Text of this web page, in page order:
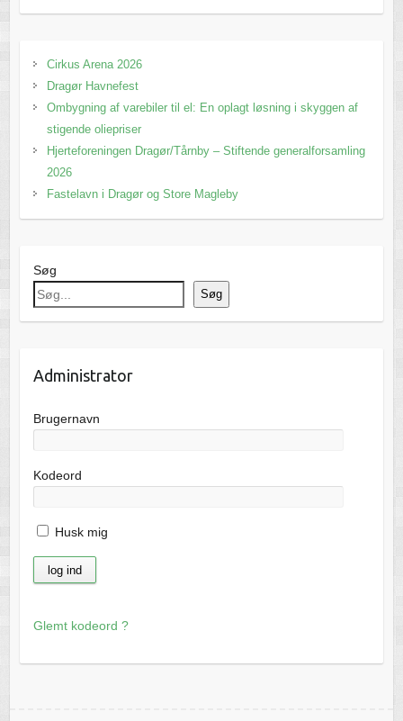
Cirkus Arena 2026
Dragør Havnefest
Ombygning af varebiler til el: En oplagt løsning i skyggen af
stigende oliepriser
Hjerteforeningen Dragør/Tårnby – Stiftende generalforsamling
2026
Fastelavn i Dragør og Store Magleby
Søg
Søg
Administrator
Brugernavn
Kodeord
Husk mig
Glemt kodeord ?